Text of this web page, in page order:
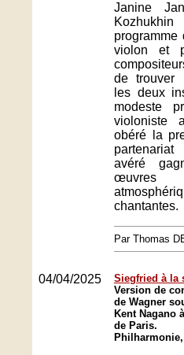
Janine
programme
violon et
de trouver
les deux
modeste
violoniste
obéré la
avéré
chantantes.
Par Thomas
04/04/2025
Siegfried à la
Version de
de Wagner
Kent Nagano
de Paris.